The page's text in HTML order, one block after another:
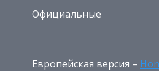
Официальные
Европейская версия –